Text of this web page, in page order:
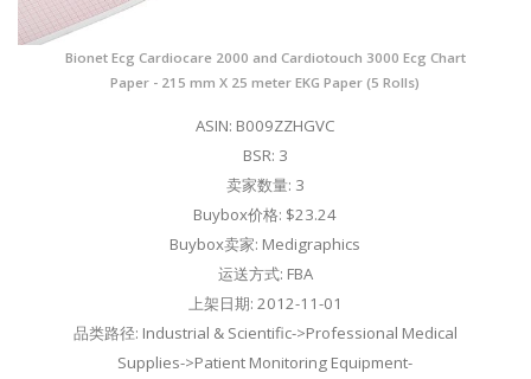
Bionet Ecg Cardiocare 2000 and Cardiotouch 3000 Ecg Chart
Paper - 215 mm X 25 meter EKG Paper (5 Rolls)
ASIN: B009ZZHGVC
BSR: 3
卖家数量: 3
Buybox价格: $23.24
Buybox卖家: Medigraphics
运送方式: FBA
上架日期: 2012-11-01
品类路径: Industrial & Scientific->Professional Medical
Supplies->Patient Monitoring Equipment-